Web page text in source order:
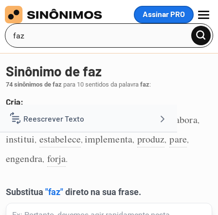
Assinar PRO
MENU
Reescrever Texto
Resumir Texto
Detector de IA
Sinônimo de faz
74 sinônimos de faz para 10 sentidos da palavra faz:
Cria:
1 cria,concebe,forma constitui, elabora,
institui, estabelece, implementa, produz, pare,
engendra, forja.